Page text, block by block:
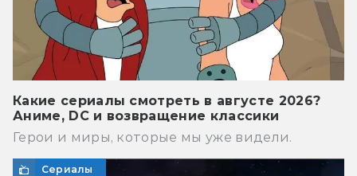
Какие сериалы смотреть в августе 2026?
Аниме, DC и возвращение классики
Герои и миры, которые мы уже видели.
Сериалы